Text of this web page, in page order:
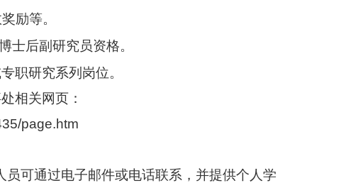
励等。
士后副研究员资格。
职研究系列岗位。
相关网页：
page.htm
可通过电子邮件或电话联系，并提供个人学